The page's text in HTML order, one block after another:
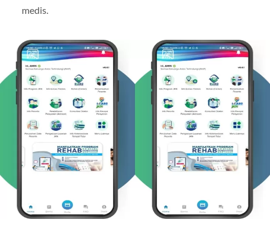
medis.